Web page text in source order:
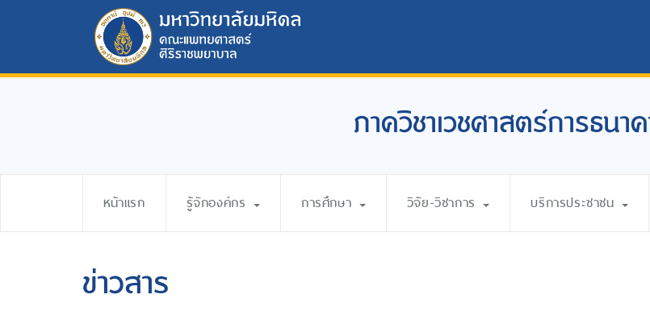
ภาควิชาเวชศาสตร์การธนา
หน้าแรก รู้จักองค์กร การศึกษา วิจัย-วิชาการ บริการประชาชน
ข่าวสาร